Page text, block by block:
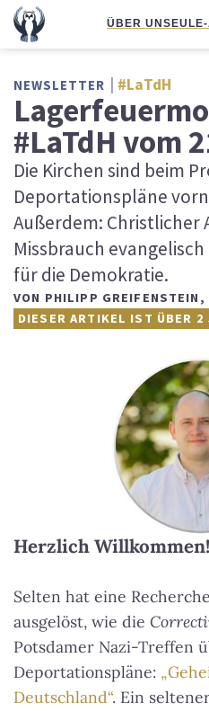
ÜBER UNS
NEWSLETTER #LaTdH
#LaTdH vom
Die Kirchen sind beim
Deportationspläne
Außerdem: Christlicher
Missbrauch
für die Demokratie.
VON PHILIPP GREIFENSTEIN ,
DIESER ARTIKEL IST ÜBER 2
Herzlich Willkommen!
Selten hat eine
ausgelöst, wie die
Potsdamer Nazi-Treffen
Deportationspläne:
Deutschland“. Ein